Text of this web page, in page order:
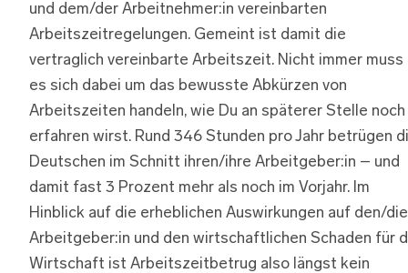
und dem/der Arbeitnehmer:in vereinbarten
Arbeitszeitregelungen. Gemeint ist damit die
vertraglich vereinbarte Arbeitszeit. Nicht immer muss
es sich dabei um das bewusste Abkürzen von
Arbeitszeiten handeln, wie Du an späterer Stelle noch
erfahren wirst. Rund 346 Stunden pro Jahr betrügen
Deutschen im Schnitt ihren/ihre Arbeitgeber:in – und
damit fast 3 Prozent mehr als noch im Vorjahr. Im
Hinblick auf die erheblichen Auswirkungen auf den/die
Arbeitgeber:in und den wirtschaftlichen Schaden für
Wirtschaft ist Arbeitszeitbetrug also längst kein